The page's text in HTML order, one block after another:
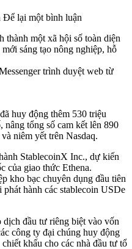
Để lại một bình luận
một xã hội số toàn diện
sáng tạo nông nghiệp, hỗ
trình duyệt web từ
huy động thêm 530 triệu
nâng tổng số cam kết lên 890
niêm yết trên Nasdaq.
StablecoinX Inc., dự kiến
của giao thức Ethena.
kho bạc chuyên dụng đầu tiên
phát hành các stablecoin USDe
đầu tư riêng biệt vào vốn
công ty đại chúng huy động
khấu cho các nhà đầu tư tổ